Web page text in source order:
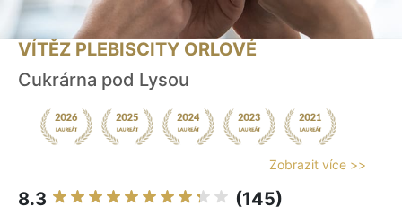
VÍTĚZ PLEBISCITY ORLOVÉ
Cukrárna pod Lysou
Zobrazit více >>
8.3 (145)